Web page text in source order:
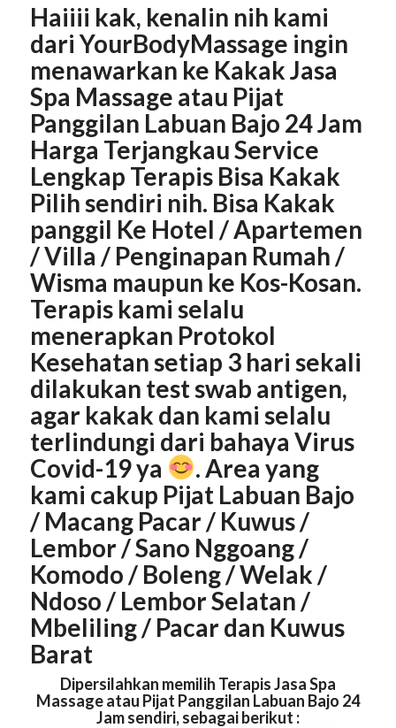
Haiiii kak, kenalin nih kami
dari YourBodyMassage ingin
menawarkan ke Kakak Jasa
Spa Massage atau Pijat
Panggilan Labuan Bajo 24 Jam
Harga Terjangkau Service
Lengkap Terapis Bisa Kakak
Pilih sendiri nih. Bisa Kakak
panggil Ke Hotel / Apartemen
/ Villa / Penginapan Rumah /
Wisma maupun ke Kos-Kosan.
Terapis kami selalu
menerapkan Protokol
Kesehatan setiap 3 hari sekali
dilakukan test swab antigen,
agar kakak dan kami selalu
terlindungi dari bahaya Virus
Covid-19 ya
. Area yang
kami cakup Pijat Labuan Bajo
/ Macang Pacar / Kuwus /
Lembor / Sano Nggoang /
Komodo / Boleng / Welak /
Ndoso / Lembor Selatan /
Mbeliling / Pacar dan Kuwus
Barat
Dipersilahkan memilih Terapis Jasa Spa
Massage atau Pijat Panggilan Labuan Bajo 24
Jam sendiri, sebagai berikut :